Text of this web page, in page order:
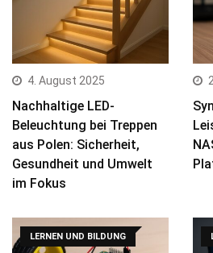
4. August 2025
Nachhaltige LED-
Beleuchtung bei Treppen
aus Polen: Sicherheit,
Gesundheit und Umwelt
im Fokus
LERNEN UND BILDUNG